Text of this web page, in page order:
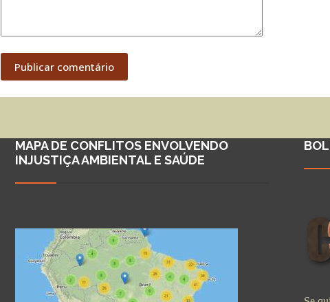
Publicar comentário
MAPA DE CONFLITOS ENVOLVENDO
INJUSTIÇA AMBIENTAL E SAÚDE